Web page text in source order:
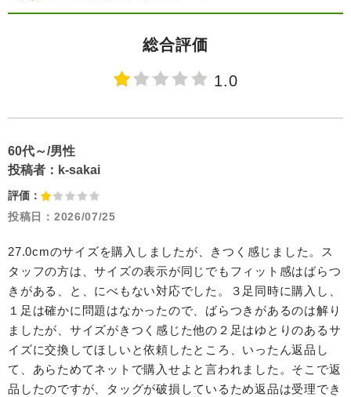
総合評価
1.0
60代～/男性
投稿者： k-sakai
評価：
投稿日： 2026/07/25
27.0cmのサイズを購入しましたが、きつく感じました。ス
タッフの方は、サイズの表示が同じでもフィット感はばらつ
きがある、と、にべもない対応でした。３足同時に購入し、
１足は確かに問題はなかったので、ばらつきがあるのは解り
ましたが、サイズがきつく感じた他の２足はゆとりのあるサ
イズに交換してほしいと依頼したところ、いったん返品し
て、あらためてネットで購入せよと言われました。そこで返
品したのですが、タッグが破損しているため返品は受理でき